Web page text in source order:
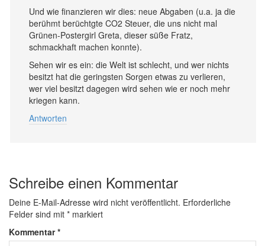
Und wie finanzieren wir dies: neue Abgaben (u.a. ja die
berühmt berüchtgte CO2 Steuer, die uns nicht mal
Grünen-Postergirl Greta, dieser süße Fratz,
schmackhaft machen konnte).
Sehen wir es ein: die Welt ist schlecht, und wer nichts
besitzt hat die geringsten Sorgen etwas zu verlieren,
wer viel besitzt dagegen wird sehen wie er noch mehr
kriegen kann.
Antworten
Schreibe einen Kommentar
Deine E-Mail-Adresse wird nicht veröffentlicht. Erforderliche
Felder sind mit * markiert
Kommentar*